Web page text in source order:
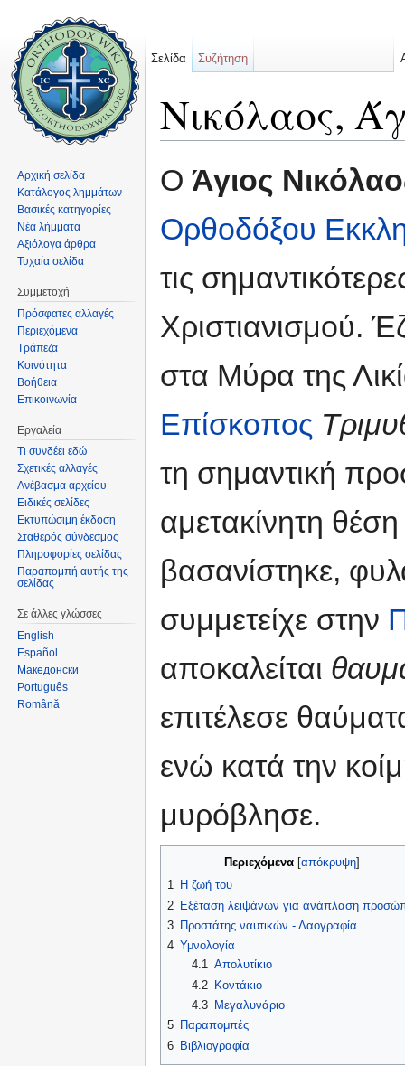
Νικόλαος,
Ο Άγιος
Ορθοδόξου
τις
Χριστιανισμού.
στα Μύρα της
Επίσκοπος
τη σημαντική
αμετακίνητη
βασανίστηκε,
συμμετείχε στην
αποκαλείται
επιτέλεσε
ενώ κατά την
μυρόβλησε.
Περιεχόμενα απόκρυψη
1 Η ζωή του
2 Εξέταση λειψάνων για ανάπλαση
3 Προστάτης ναυτικών - Λαογραφία
4 Υμνολογία
4.1 Απολυτίκιο
4.2
Κοντάκιο
4.3
Μεγαλυνάριο
5 Παραπομπές
6 Βιβλιογραφία
Σελίδα Συζήτηση
Αρχική σελίδα
Κατάλογος λημμάτων
Βασικές κατηγορίες
Νέα λήμματα
Αξιόλογα άρθρα
Τυχαία σελίδα
Συμμετοχή
Πρόσφατες αλλαγές
Περιεχόμενα
Τράπεζα
Κοινότητα
Βοήθεια
Επικοινωνία
Εργαλεία
Τι συνδέει εδώ
Σχετικές αλλαγές
Ανέβασμα αρχείου
Ειδικές σελίδες
Εκτυπώσιμη έκδοση
Σταθερός σύνδεσμος
Πληροφορίες σελίδας
Παραπομπή αυτής της
σελίδας
Σε άλλες γλώσσες
English
Español
Македонски
Português
Română